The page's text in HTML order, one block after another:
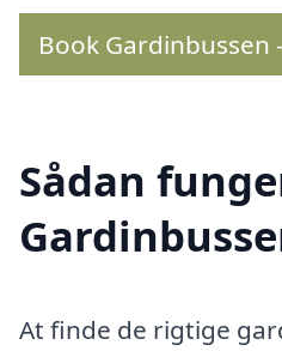
Book Gardinbussen
Sådan
At finde de rigtige